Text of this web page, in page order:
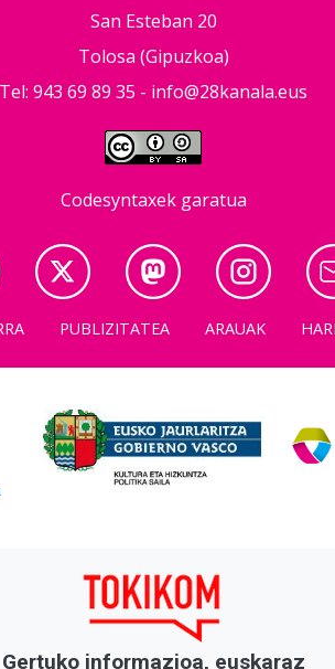
San Esteban 20
Tolosa (Gipuzkoa)
Tel: 943 69 89 35 - info@28kanala.eus
Codesyntaxek garatua
PUBLIZITATEA ARAUAK
Gertuko informazioa, euskaraz